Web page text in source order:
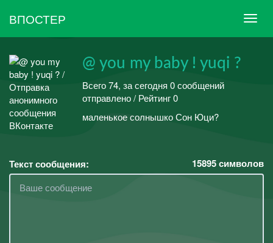
ВПОСТЕР
@ you my baby ! yuqi ?
Всего 74, за сегодня 0 сообщений
отправлено / Рейтинг 0
маленькое солнышко Сон Юци?
Текст сообщения: 15895символов